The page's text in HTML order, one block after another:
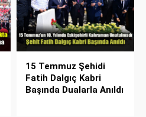
15 Temmuz Şehidi
Fatih Dalgıç Kabri
Başında Dualarla Anıldı